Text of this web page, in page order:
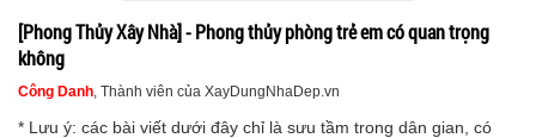
[Phong Thủy Xây Nhà] - Phong thủy phòng trẻ em có quan trọng
không
Công Danh, Thành viên của XayDungNhaDep.vn
* Lưu ý: các bài viết dưới đây chỉ là sưu tầm trong dân gian, có